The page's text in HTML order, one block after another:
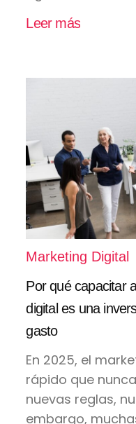
Leer más
Marketing Digital
Por qué capacitar
digital es una
gasto
En 2025, el
rápido que
nuevas reglas,
embargo,